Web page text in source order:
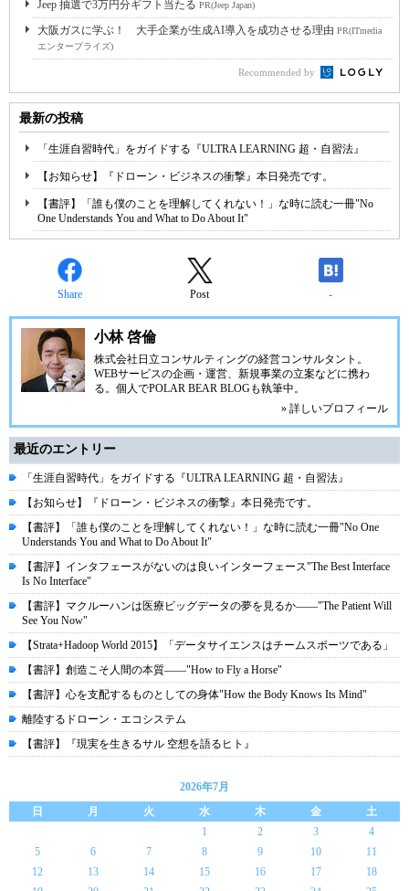
Jeep 抽選で3万円分ギフト当たる PR(Jeep Japan)
大阪ガスに学ぶ！ 大手企業が生成AI導入を成功させる理由 PR(ITmedia
エンタープライズ)
Recommended by
最新の投稿
「生涯自習時代」をガイドする『ULTRA LEARNING 超・自習法』
【お知らせ】『ドローン・ビジネスの衝撃』本日発売です。
【書評】「誰も僕のことを理解してくれない！」な時に読む一冊"No
One Understands You and What to Do About It"
Share Post -
小林 啓倫
株式会社日立コンサルティングの経営コンサルタント。
WEBサービスの企画・運営、新規事業の立案などに携わ
る。個人でPOLAR BEAR BLOGも執筆中。
» 詳しいプロフィール
最近のエントリー
「生涯自習時代」をガイドする『ULTRA LEARNING 超・自習法』
【お知らせ】『ドローン・ビジネスの衝撃』本日発売です。
【書評】「誰も僕のことを理解してくれない！」な時に読む一冊"No One
Understands You and What to Do About It"
【書評】インタフェースがないのは良いインターフェース"The Best Interface
Is No Interface"
【書評】マクルーハンは医療ビッグデータの夢を見るか――"The Patient Will
See You Now"
【Strata+Hadoop World 2015】「データサイエンスはチームスポーツである」
【書評】創造こそ人間の本質――"How to Fly a Horse"
【書評】心を支配するものとしての身体"How the Body Knows Its Mind"
離陸するドローン・エコシステム
【書評】『現実を生きるサル 空想を語るヒト』
2026年7月
日
月 火 水 木 金
土
1
2 3
4
5
6 7 8 9 10
11
12
13 14 15 16 17
18